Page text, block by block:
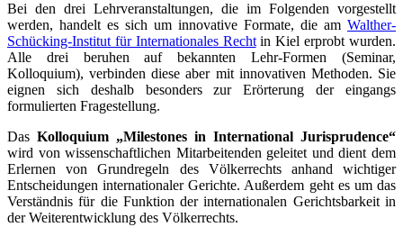
Bei den drei Lehrveranstaltungen, die im Folgenden vorgestellt
werden, handelt es sich um innovative Formate, die am Walther-
Schücking-Institut für Internationales Rechtin Kiel erprobt wurden.
Alle drei beruhen auf bekannten Lehr-Formen (Seminar,
Kolloquium), verbinden diese aber mit innovativen Methoden. Sie
eignen sich deshalb besonders zur Erörterung der eingangs
formulierten Fragestellung.
Das Kolloquium „Milestones in International Jurisprudence“
wird von wissenschaftlichen Mitarbeitenden geleitet und dient dem
Erlernen von Grundregeln des Völkerrechts anhand wichtiger
Entscheidungen internationaler Gerichte. Außerdem geht es um das
Verständnis für die Funktion der internationalen Gerichtsbarkeit in
der Weiterentwicklung des Völkerrechts.